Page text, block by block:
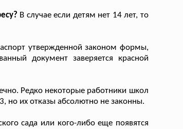
В случае если детям нет 14 лет, то
утвержденной законом формы,
документ заверяется красной
Редко некоторые работники школ
но их отказы абсолютно не законны.
сада или кого-либо еще появятся